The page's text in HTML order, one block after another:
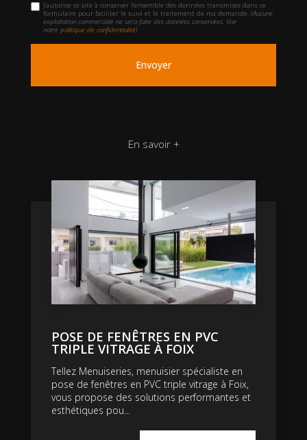
J'autorise ce site à conserver l'ensemble des données transmises dans ce
formulaire pour faciliter le suivi et le traitement de ma demande.(Aucune
exploitation commerciale ne sera faite des données conservées. Voir
notrepolitique de confidentialité)
En savoir +
POSE DE FENÊTRES EN PVC
TRIPLE VITRAGE À FOIX
Tellez Menuiseries, menuisier spécialiste en
pose de fenêtres en PVC triple vitrage à Foix,
vous propose des solutions performantes et
esthétiques pou...